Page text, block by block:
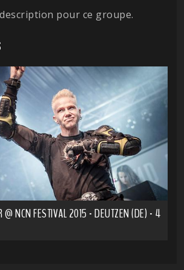
pour ce groupe.
@ NCN FESTIVAL 2015 - DEUTZEN (DE) - 4